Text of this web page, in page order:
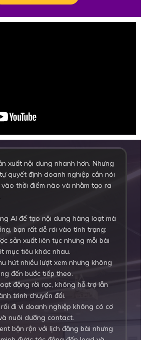
xuất nội dung nhanh hơn. Nhưng
quyết định doanh nghiệp cần nói
vào thời điểm nào và nhằm tạo ra
AI để tạo nội dung hàng loạt mà
bạn rất dễ rơi vào tình trạng:
sản xuất liên tục nhưng mỗi bài
mục tiêu khác nhau.
hút nhiều lượt xem nhưng không
đến bước tiếp theo.
động rời rạc, không hỗ trợ lẫn
trình chuyển đổi.
đi vì doanh nghiệp không có cơ
nuôi dưỡng contact.
bận rộn với lịch đăng bài nhưng